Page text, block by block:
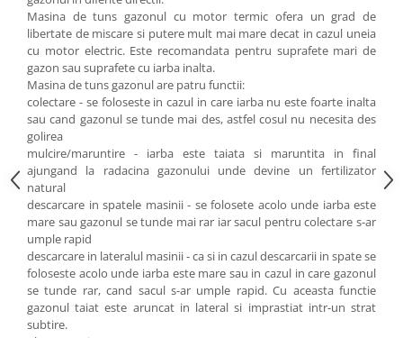
Atomizoare si pulverizatoare
Tocatoare resturi vegetale
Motoburghie
Maturi rotative
Solarii gradina
Solutii depozitare
Casute gradina
Cutii depozitare
Mobilier gradina
Set mobilier gradina
Canapele de gradina
Scaune gradina
Masina de tuns gazonul cu motor termic ofera un grad de
libertate de miscare si putere mult mai mare decat in cazul uneia
cu motor electric. Este recomandata pentru suprafete mari de
gazon sau suprafete cu iarba inalta.
Masina de tuns gazonul are patru functii:
colectare - se foloseste in cazul in care iarba nu este foarte inalta
sau cand gazonul se tunde mai des, astfel cosul nu necesita des
golirea
mulcire/maruntire - iarba este taiata si maruntita in final
ajungand la radacina gazonului unde devine un fertilizator
natural
descarcare in spatele masinii - se folosete acolo unde iarba este
mare sau gazonul se tunde mai rar iar sacul pentru colectare s-ar
umple rapid
descarcare in lateralul masinii - ca si in cazul descarcarii in spate se
foloseste acolo unde iarba este mare sau in cazul in care gazonul
se tunde rar, cand sacul s-ar umple rapid. Cu aceasta functie
gazonul taiat este aruncat in lateral si imprastiat intr-un strat
subtire.